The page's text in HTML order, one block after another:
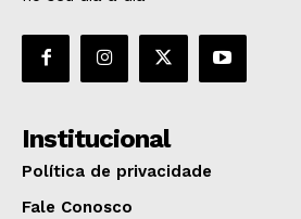
Institucional
Política de privacidade
Fale Conosco